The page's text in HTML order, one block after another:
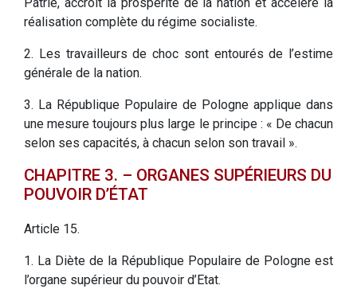
Patrie, accroît la prospérité de la nation et accélère la
réalisation complète du régime socialiste.
2. Les travailleurs de choc sont entourés de l’estime
générale de la nation.
3. La République Populaire de Pologne applique dans
une mesure toujours plus large le principe : « De chacun
selon ses capacités, à chacun selon son travail ».
CHAPITRE 3. – ORGANES SUPÉRIEURS DU
POUVOIR D’ÉTAT
Article 15.
1. La Diète de la République Populaire de Pologne est
l’organe supérieur du pouvoir d’Etat.